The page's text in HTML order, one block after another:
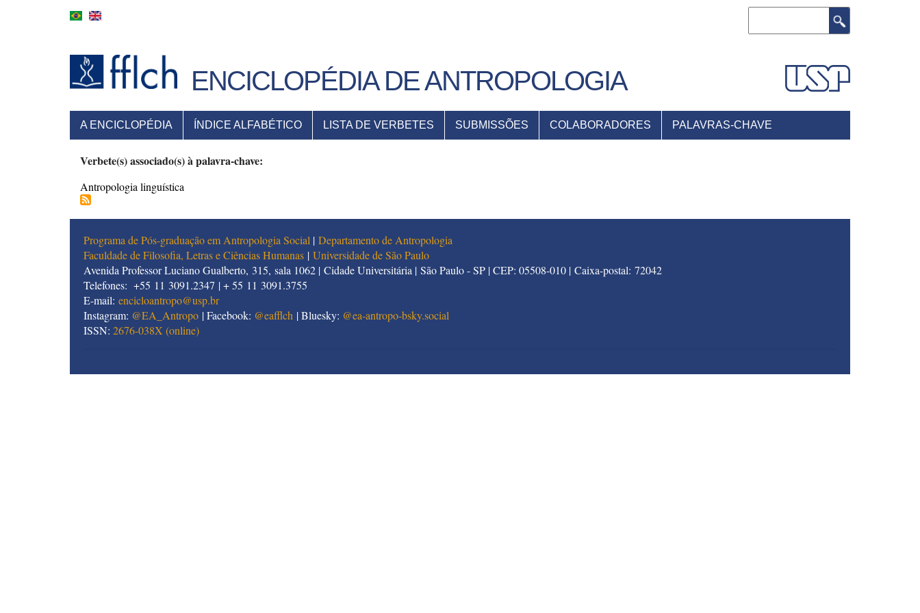
ENCICLOPÉDIA DE ANTROPOLOGIA
MENU
PRINCIPAL
A ENCICLOPÉDIA ÍNDICE ALFABÉTICO LISTA DE VERBETES SUBMISSÕES COLABORADORES PALAVRAS-CHAVE
Verbete(s) associado(s) à palavra-chave:
Antropologia linguística
Programa de Pós-graduação em Antropologia Social | Departamento de Antropologia
Faculdade de Filosofia, Letras e Ciências Humanas | Universidade de São Paulo
Avenida Professor Luciano Gualberto, 315, sala 1062 | Cidade Universitária | São Paulo - SP | CEP: 05508-010 | Caixa-postal: 72042
Telefones: +55 11 3091.2347 | + 55 11 3091.3755
E-mail: encicloantropo@usp.br
Instagram: @EA_Antropo | Facebook: @eafflch | Bluesky: @ea-antropo-bsky.social
ISSN: 2676-038X (online)